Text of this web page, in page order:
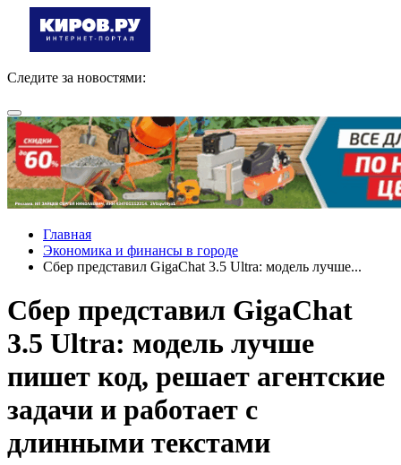
Следите за новостями:
Главная
Экономика и финансы в городе
Сбер представил GigaChat 3.5 Ultra: модель лучше...
Сбер представил GigaChat
3.5 Ultra: модель лучше
пишет код, решает агентские
задачи и работает с
длинными текстами